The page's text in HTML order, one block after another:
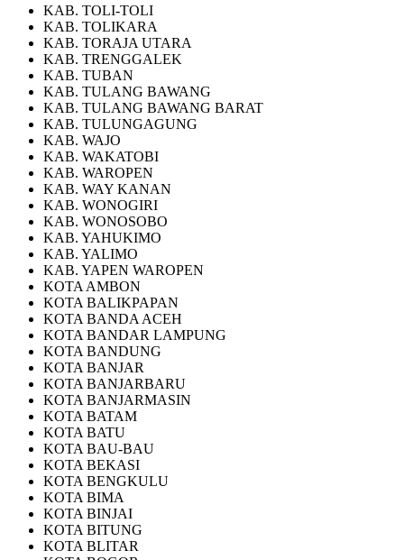
KAB. TOLI-TOLI
KAB. TOLIKARA
KAB. TORAJA UTARA
KAB. TRENGGALEK
KAB. TUBAN
KAB. TULANG BAWANG
KAB. TULANG BAWANG BARAT
KAB. TULUNGAGUNG
KAB. WAJO
KAB. WAKATOBI
KAB. WAROPEN
KAB. WAY KANAN
KAB. WONOGIRI
KAB. WONOSOBO
KAB. YAHUKIMO
KAB. YALIMO
KAB. YAPEN WAROPEN
KOTA AMBON
KOTA BALIKPAPAN
KOTA BANDA ACEH
KOTA BANDAR LAMPUNG
KOTA BANDUNG
KOTA BANJAR
KOTA BANJARBARU
KOTA BANJARMASIN
KOTA BATAM
KOTA BATU
KOTA BAU-BAU
KOTA BEKASI
KOTA BENGKULU
KOTA BIMA
KOTA BINJAI
KOTA BITUNG
KOTA BLITAR